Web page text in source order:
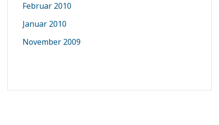
Februar 2010
Januar 2010
November 2009